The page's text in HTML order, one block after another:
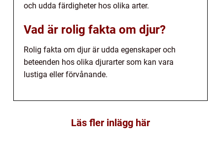
och udda färdigheter hos olika arter.
Vad är rolig fakta om djur?
Rolig fakta om djur är udda egenskaper och
beteenden hos olika djurarter som kan vara
lustiga eller förvånande.
Läs fler inlägg här